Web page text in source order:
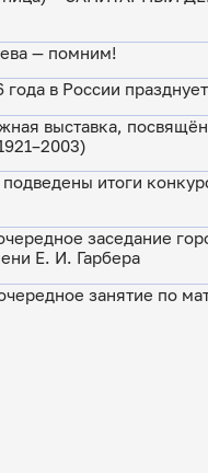
— помним!
года в России
выставка,
итоги
заседание
Е. И. Гарбера
занятие по